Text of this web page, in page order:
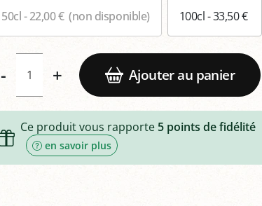
50cl - 22,00 € (non disponible) 100cl - 33,50 €
- + Ajouter au panier
Ce produit vous rapporte 5points de fidélité
en savoir plus